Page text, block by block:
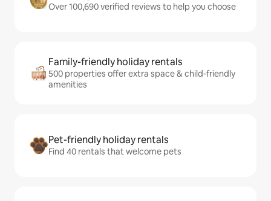
Over 100,690 verified reviews to help you choose
Family-friendly holiday rentals
500 properties offer extra space & child-friendly
amenities
Pet-friendly holiday rentals
Find 40 rentals that welcome pets